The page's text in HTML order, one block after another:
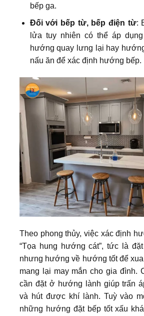
bếp ga.
Đối với bếp từ, bếp điện từ:
lửa tuy nhiên có thể áp
hướng quay lưng lại hay
nấu ăn để xác định hướng bếp.
Theo phong thủy, việc xác định
“Tọa hung hướng cát”, tức là
nhưng hướng về hướng tốt để
mang lại may mắn cho gia đình.
cần đặt ở hướng lành giúp trấn
và hút được khí lành. Tuỳ vào
những hướng đặt bếp tốt xấu